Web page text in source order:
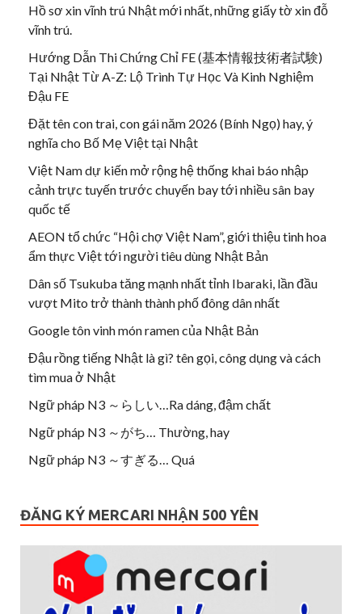
Hồ sơ xin vĩnh trú Nhật mới nhất, những giấy tờ xin đỗ
vĩnh trú.
Hướng Dẫn Thi Chứng Chỉ FE (基本情報技術者試験)
Tại Nhật Từ A-Z: Lộ Trình Tự Học Và Kinh Nghiệm
Đậu FE
Đặt tên con trai, con gái năm 2026 (Bính Ngọ) hay, ý
nghĩa cho Bố Mẹ Việt tại Nhật
Việt Nam dự kiến mở rộng hệ thống khai báo nhập
cảnh trực tuyến trước chuyến bay tới nhiều sân bay
quốc tế
AEON tổ chức “Hội chợ Việt Nam”, giới thiệu tinh hoa
ẩm thực Việt tới người tiêu dùng Nhật Bản
Dân số Tsukuba tăng mạnh nhất tỉnh Ibaraki, lần đầu
vượt Mito trở thành thành phố đông dân nhất
Google tôn vinh món ramen của Nhật Bản
Đậu rồng tiếng Nhật là gì? tên gọi, công dụng và cách
tìm mua ở Nhật
Ngữ pháp N3 ～らしい…Ra dáng, đậm chất
Ngữ pháp N3 ～がち… Thường, hay
Ngữ pháp N3 ～すぎる… Quá
ĐĂNG KÝ MERCARI NHẬN 500 YÊN